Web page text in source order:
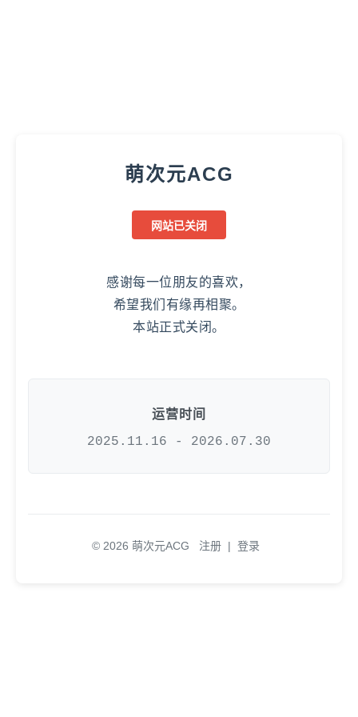
萌次元ACG
网站已关闭
感谢每一位朋友的喜欢，
希望我们有缘再相聚。
本站正式关闭。
运营时间
2025.11.16 - 2026.07.30
© 2026 萌次元ACG 注册 | 登录